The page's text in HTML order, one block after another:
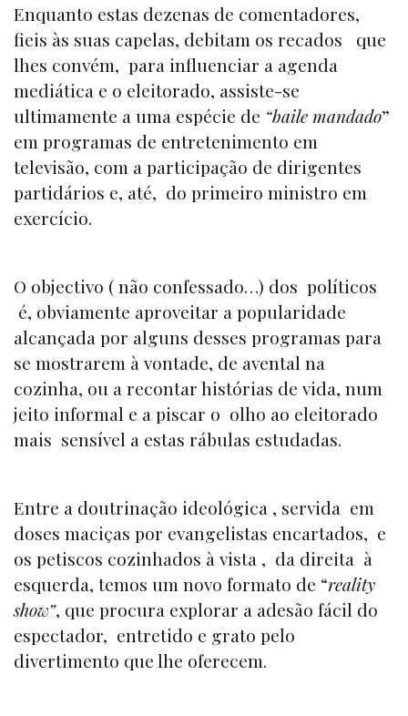
Enquanto estas dezenas de comentadores,
fieis às suas capelas, debitam os recados que
lhes convém, para influenciar a agenda
mediática e o eleitorado, assiste-se
ultimamente a uma espécie de “baile mandado”
em programas de entretenimento em
televisão, com a participação de dirigentes
partidários e, até, do primeiro ministro em
exercício.
O objectivo ( não confessado…) dos políticos
é, obviamente aproveitar a popularidade
alcançada por alguns desses programas para
se mostrarem à vontade, de avental na
cozinha, ou a recontar histórias de vida, num
jeito informal e a piscar o olho ao eleitorado
mais sensível a estas rábulas estudadas.
Entre a doutrinação ideológica , servida em
doses maciças por evangelistas encartados, e
os petiscos cozinhados à vista , da direita à
esquerda, temos um novo formato de “reality
show”, que procura explorar a adesão fácil do
espectador, entretido e grato pelo
divertimento que lhe oferecem.